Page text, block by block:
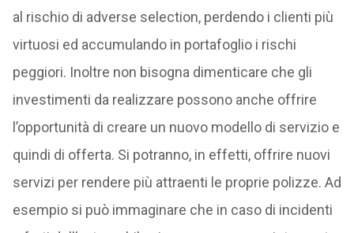
al rischio di adverse selection, perdendo i clienti più
virtuosi ed accumulando in portafoglio i rischi
peggiori. Inoltre non bisogna dimenticare che gli
investimenti da realizzare possono anche offrire
l’opportunità di creare un nuovo modello di servizio e
quindi di offerta. Si potranno, in effetti, offrire nuovi
servizi per rendere più attraenti le proprie polizze. Ad
esempio si può immaginare che in caso di incidenti